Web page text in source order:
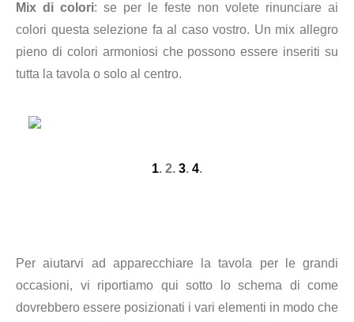
Mix di colori: se per le feste non volete rinunciare ai
colori questa selezione fa al caso vostro. Un mix allegro
pieno di colori armoniosi che possono essere inseriti su
tutta la tavola o solo al centro.
1. 2. 3. 4.
Per aiutarvi ad apparecchiare la tavola per le grandi
occasioni, vi riportiamo qui sotto lo schema di come
dovrebbero essere posizionati i vari elementi in modo che